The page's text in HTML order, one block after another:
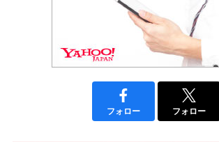
フォロー フォロー